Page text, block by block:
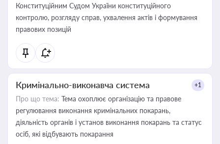
Конституційним Судом України конституційного
контролю, розгляду справ, ухвалення актів і формування
правових позицій
Кримінально-виконавча система +1
Про що тема: Тема охоплює організацію та правове
регулювання виконання кримінальних покарань,
діяльність органів і установ виконання покарань та статус
осіб, які відбувають покарання